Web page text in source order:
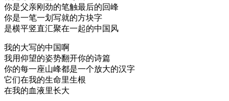
你是父亲刚劲的笔触最后的回峰
你是一笔一划写就的方块字
是横平竖直汇聚在一起的中国风
我的大写的中国啊
我用仰望的姿势翻开你的诗篇
你的每一座山峰都是一个放大的汉字
它们在我的生命里生根
在我的血液里长大